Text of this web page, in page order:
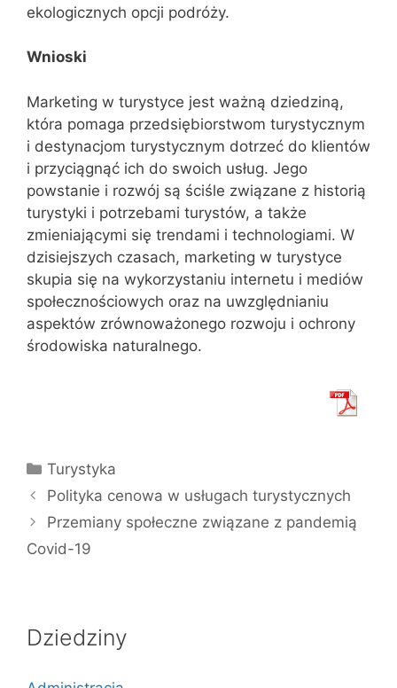
ekologicznych opcji podróży.
Wnioski
Marketing w turystyce jest ważną dziedziną,
która pomaga przedsiębiorstwom turystycznym
i destynacjom turystycznym dotrzeć do klientów
i przyciągnąć ich do swoich usług. Jego
powstanie i rozwój są ściśle związane z historią
turystyki i potrzebami turystów, a także
zmieniającymi się trendami i technologiami. W
dzisiejszych czasach, marketing w turystyce
skupia się na wykorzystaniu internetu i mediów
społecznościowych oraz na uwzględnianiu
aspektów zrównoważonego rozwoju i ochrony
środowiska naturalnego.
Kategorie
Turystyka
Polityka cenowa w usługach turystycznych
Przemiany społeczne związane z pandemią
Covid-19
Dziedziny